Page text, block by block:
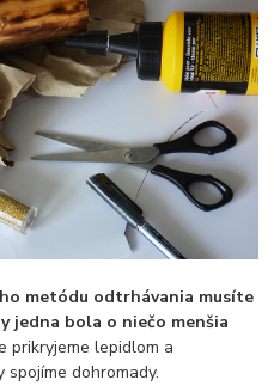
metódu odtrhávania musíte
jedna bola o niečo menšia
prikryjeme lepidlom a
dohromady.